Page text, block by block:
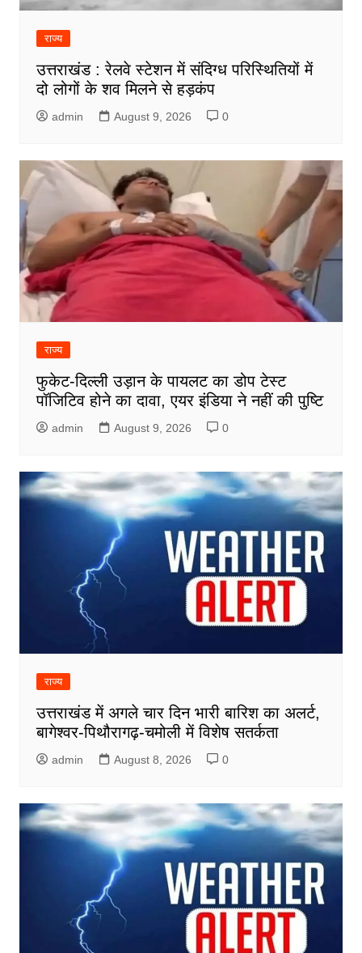
राज्य
उत्तराखंड : रेलवे स्टेशन में संदिग्ध परिस्थितियों में
दो लोगों के शव मिलने से हड़कंप
admin August 9, 2026 0
राज्य
फुकेट-दिल्ली उड़ान के पायलट का डोप टेस्ट
पॉजिटिव होने का दावा, एयर इंडिया ने नहीं की पुष्टि
admin August 9, 2026 0
राज्य
उत्तराखंड में अगले चार दिन भारी बारिश का अलर्ट,
बागेश्वर-पिथौरागढ़-चमोली में विशेष सतर्कता
admin August 8, 2026 0